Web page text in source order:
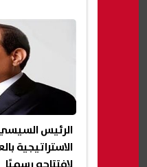
الرئيس
الاستراتيجية